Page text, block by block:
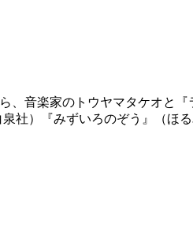
、音楽家のトウヤマタケオと
社）『みずいろのぞう』（ほ